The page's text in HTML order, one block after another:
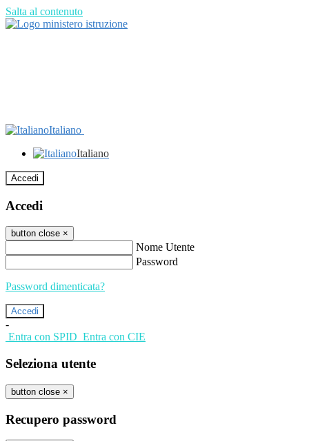
Salta al contenuto
Italiano
Italiano
Accedi
Accedi
button close ×
Nome Utente
Password
Password dimenticata?
-
Entra con SPID Entra con CIE
Seleziona utente
button close ×
Recupero password